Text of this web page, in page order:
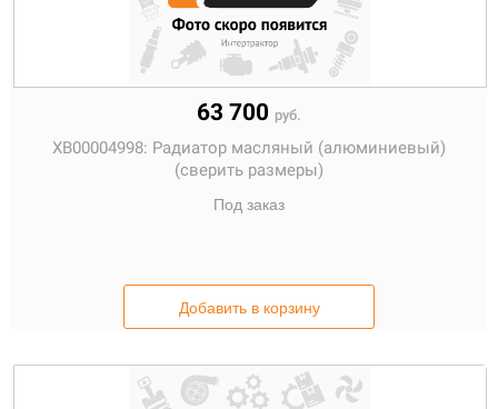
63 700 руб.
XB00004998: Радиатор масляный (алюминиевый)
(сверить размеры)
Под заказ
Добавить в корзину